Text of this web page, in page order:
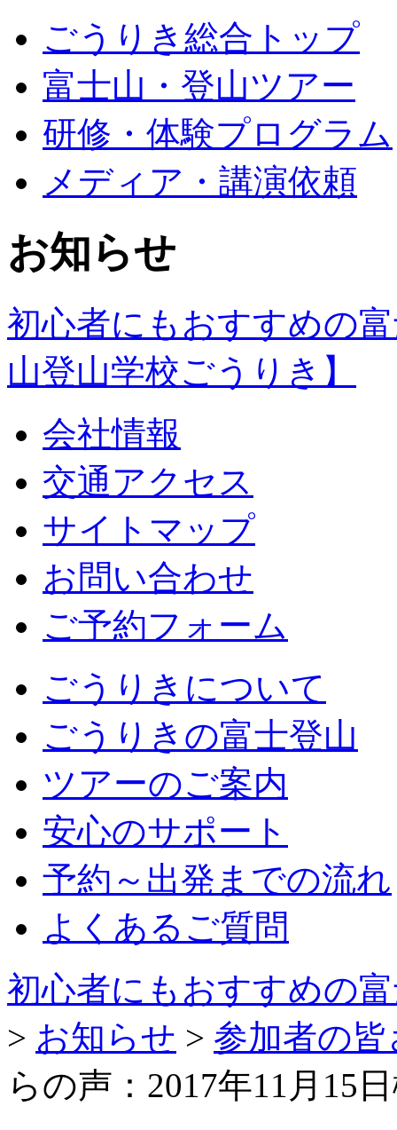
ごうりき総合トップ
富士山・登山ツアー
研修・体験プログラム
メディア・講演依頼
お知らせ
初心者にもおすすめの
山登山学校ごうりき】
会社情報
交通アクセス
サイトマップ
お問い合わせ
ご予約フォーム
ごうりきについて
ごうりきの富士登山
ツアーのご案内
安心のサポート
予約～出発までの流れ
よくあるご質問
初心者にもおすすめの
> お知らせ > 参加者の
らの声：2017年11月15